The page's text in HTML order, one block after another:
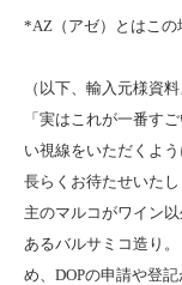
*AZ（アゼ）とはこの
（以下、輸入元様資料
「実はこれが一番す
い視線をいただくよ
長らくお待たせいた
主のマルコがワイン
あるバルサミコ造り
め、DOPの申請や登